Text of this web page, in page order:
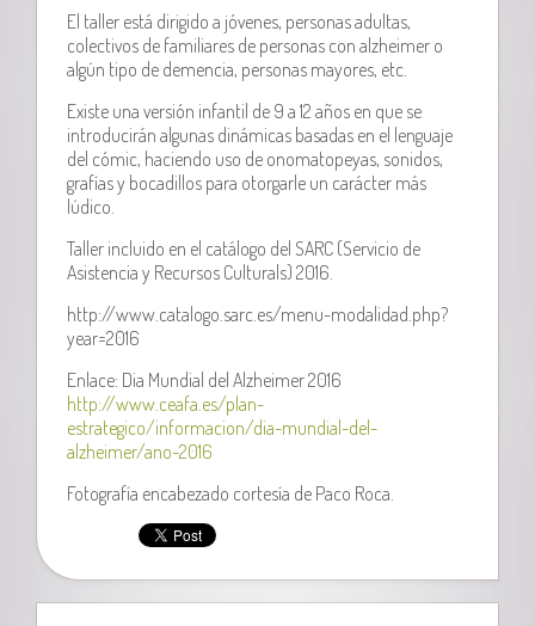
El taller está dirigido a jóvenes, personas adultas,
colectivos de familiares de personas con alzheimer o
algún tipo de demencia, personas mayores, etc.
Existe una versión infantil de 9 a 12 años en que se
introducirán algunas dinámicas basadas en el lenguaje
del cómic, haciendo uso de onomatopeyas, sonidos,
grafías y bocadillos para otorgarle un carácter más
lúdico.
Taller incluido en el catálogo del SARC (Servicio de
Asistencia y Recursos Culturals) 2016.
http://www.catalogo.sarc.es/menu-modalidad.php?
year=2016
Enlace: Dia Mundial del Alzheimer 2016
http://www.ceafa.es/plan-
estrategico/informacion/dia-mundial-del-
alzheimer/ano-2016
Fotografía encabezado cortesía de Paco Roca.